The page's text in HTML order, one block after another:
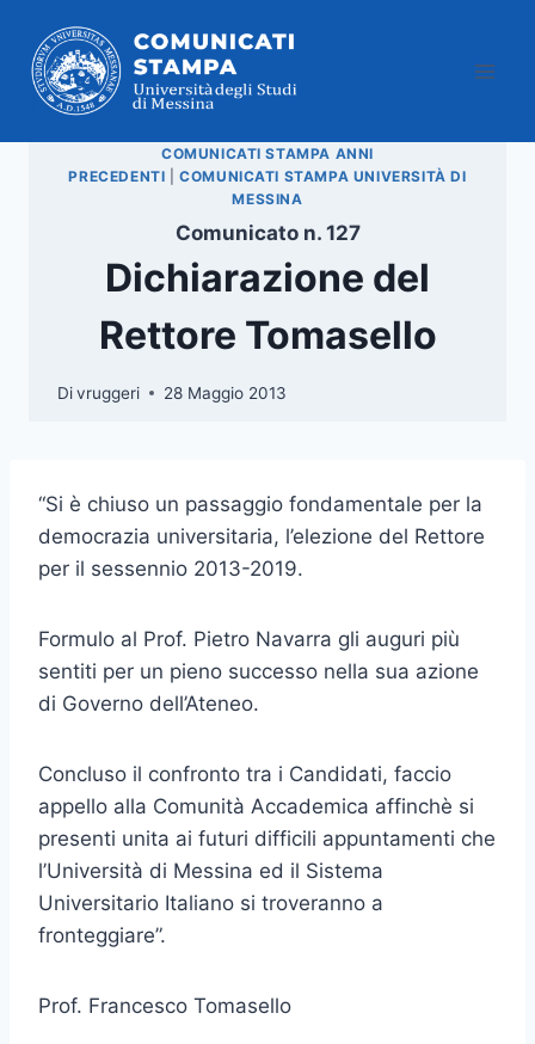
contenuto
COMUNICATI STAMPA ANNI
PRECEDENTI |COMUNICATI STAMPA UNIVERSITÀ DI
MESSINA
Comunicato n. 127
Dichiarazione del
Rettore Tomasello
Divruggeri 28 Maggio 2013
“Si è chiuso un passaggio fondamentale per la
democrazia universitaria, l’elezione del Rettore
per il sessennio 2013-2019.
Formulo al Prof. Pietro Navarra gli auguri più
sentiti per un pieno successo nella sua azione
di Governo dell’Ateneo.
Concluso il confronto tra i Candidati, faccio
appello alla Comunità Accademica affinchè si
presenti unita ai futuri difficili appuntamenti che
l’Università di Messina ed il Sistema
Universitario Italiano si troveranno a
fronteggiare”.
Prof. Francesco Tomasello